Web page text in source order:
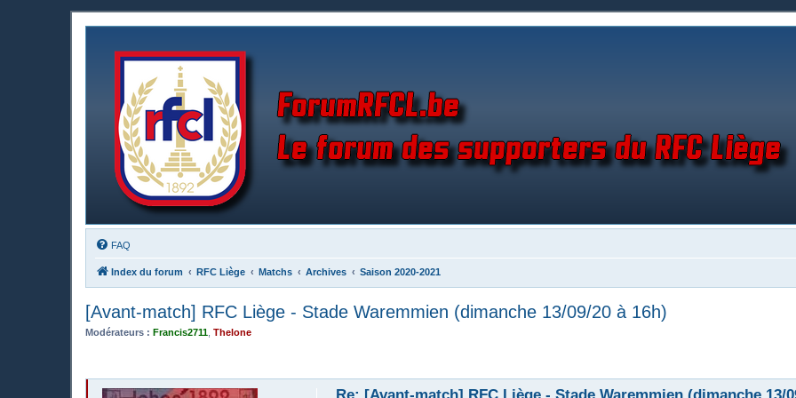
FAQ
Index du forum RFC Liège Matchs Archives Saison 2020-2021
[Avant-match] RFC Liège - Stade Waremmien (dimanche 13/09/20 à 16h)
Modérateurs : Francis2711 Thelone
Re: [Avant-match] RFC Liège - Stade Waremmien (dimanche 13/